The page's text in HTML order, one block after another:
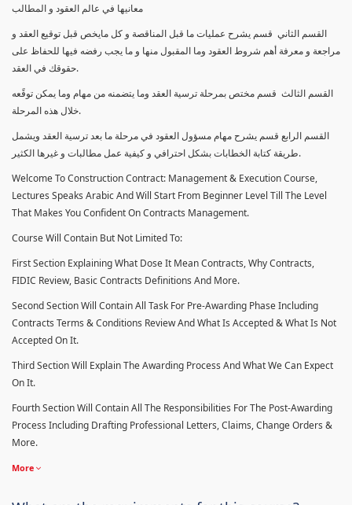
معانيها في عالم العقود و المطالب
القسم الثاني قسم يشرح عمليات ما قبل المناقصة و كل مايخص قبل توقيع العقد و
مراجعة و معرفة أهم شروط العقود وما المقبول منها و ما يجب رفضه فيها للحفاظ على
حقوقك في العقد.
القسم الثالث قسم مختص بمرحلة ترسية العقد وما يتضمنه من مهام وما يمكن توقًعه
خلال هذه المرحلة.
القسم الرابع قسم يشرح مهام مسؤول العقود في مرحلة ما بعد ترسية العقد ويشمل
طريقة كتابة الخطابات بشكل احترافي و كيفية عمل مطالبات و غيرها الكثير.
Welcome To Construction Contract: Management & Execution Course,
Lectures Speaks Arabic And Will Start From Beginner Level Till The Level
That Makes You Confident On Contracts Management.
Course Will Contain But Not Limited To:
First Section Explaining What Dose It Mean Contracts, Why Contracts,
FIDIC Review, Basic Contracts Definitions And More.
Second Section Will Contain All Task For Pre-Awarding Phase Including
Contracts Terms & Conditions Review And What Is Accepted & What Is Not
Accepted On It.
Third Section Will Explain The Awarding Process And What We Can Expect
On It.
Fourth Section Will Contain All The Responsibilities For The Post-Awarding
Process Including Drafting Professional Letters, Claims, Change Orders &
More.
More